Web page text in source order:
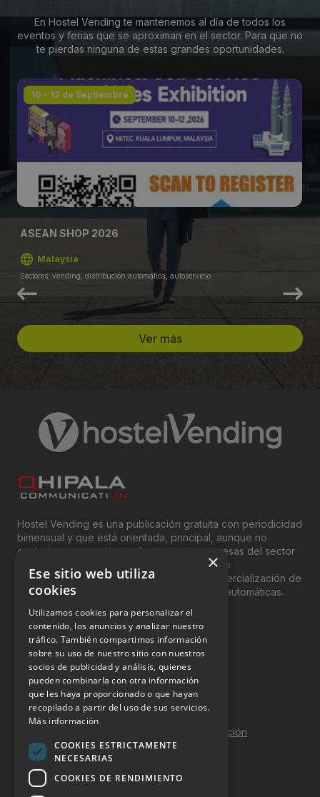
En Hostel Vending te mantenemos al día de todos los
eventos y ferias que se aproximan en el sector. Para que no
te pierdas ninguna de estas grandes oportunidades.
10 - 12 de Septiembre
ASEAN SHOP 2026
Malaysia
Sectores: vending, distribución automática, autoservicio
Ver más
Hostel Vending es una publicación gratuita con periodicidad
bimensual y que está orientada, principal, aunque no
exclusivamente, a los profesionales y empresas del sector
del “Vending”; nombre con el que se conoce
genéricamente entre profesionales a la comercialización de
productos y servicios a través de máquinas automáticas.
INFORMACIÓN LEGAL
Aviso Legal
Política de Privacidad
Política de Cookies
Política de calidad y seguridad de la información
Contacto
×
Ese sitio web utiliza
cookies
Utilizamos cookies para personalizar el
contenido, los anuncios y analizar nuestro
tráfico. También compartimos información
sobre su uso de nuestro sitio con nuestros
socios de publicidad y análisis, quienes
pueden combinarla con otra información
que les haya proporcionado o que hayan
recopilado a partir del uso de sus servicios.
Más información
COOKIES ESTRICTAMENTE
NECESARIAS
COOKIES DE RENDIMIENTO